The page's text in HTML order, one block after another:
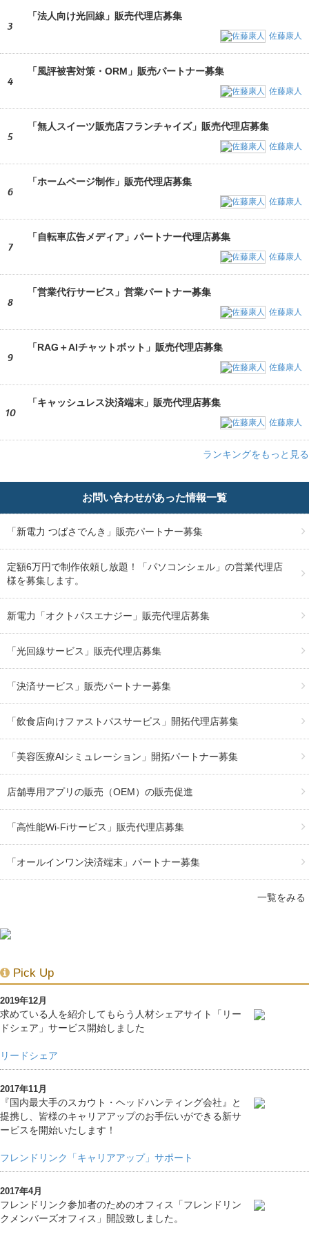
3
「法人向け光回線」販売代理店募集
佐藤康人
4
「風評被害対策・ORM」販売パートナー募集
佐藤康人
5
「無人スイーツ販売店フランチャイズ」販売代理店募集
佐藤康人
6
「ホームページ制作」販売代理店募集
佐藤康人
7
「自転車広告メディア」パートナー代理店募集
佐藤康人
8
「営業代行サービス」営業パートナー募集
佐藤康人
9
「RAG＋AIチャットボット」販売代理店募集
佐藤康人
10
「キャッシュレス決済端末」販売代理店募集
佐藤康人
ランキングをもっと見る
お問い合わせがあった情報一覧
「新電力 つばさでんき」販売パートナー募集
定額6万円で制作依頼し放題！「パソコンシェル」の営業代理店
様を募集します。
新電力「オクトパスエナジー」販売代理店募集
「光回線サービス」販売代理店募集
「決済サービス」販売パートナー募集
「飲食店向けファストパスサービス」開拓代理店募集
「美容医療AIシミュレーション」開拓パートナー募集
店舗専用アプリの販売（OEM）の販売促進
「高性能Wi-Fiサービス」販売代理店募集
「オールインワン決済端末」パートナー募集
一覧をみる
Pick Up
2019年12月
求めている人を紹介してもらう人材シェアサイト「リー
ドシェア」サービス開始しました
リードシェア
2017年11月
『国内最大手のスカウト・ヘッドハンティング会社』と
提携し、皆様のキャリアアップのお手伝いができる新サ
ービスを開始いたします！
フレンドリンク「キャリアアップ」サポート
2017年4月
フレンドリンク参加者のためのオフィス「フレンドリン
クメンバーズオフィス」開設致しました。